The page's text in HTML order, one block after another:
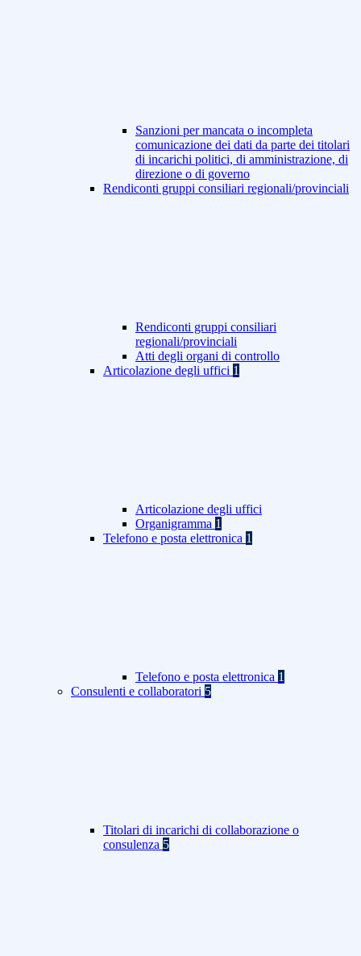
Sanzioni per mancata o incompleta
comunicazione dei dati da parte dei titolari
di incarichi politici, di amministrazione, di
direzione o di governo
Rendiconti gruppi consiliari regionali/provinciali
Rendiconti gruppi consiliari
regionali/provinciali
Atti degli organi di controllo
Articolazione degli uffici 1
Articolazione degli uffici
Organigramma 1
Telefono e posta elettronica 1
Telefono e posta elettronica 1
Consulenti e collaboratori 5
Titolari di incarichi di collaborazione o
consulenza 5